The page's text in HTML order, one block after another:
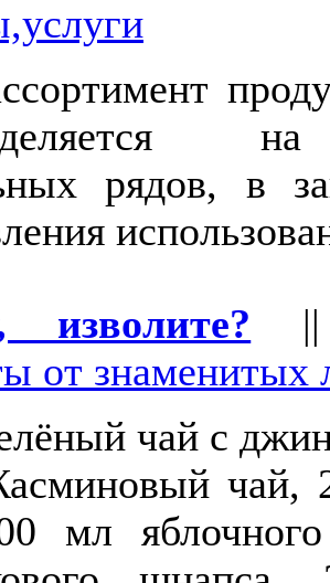
рядов, в
изволите?
от знаменитых
чай с
чай,
мл